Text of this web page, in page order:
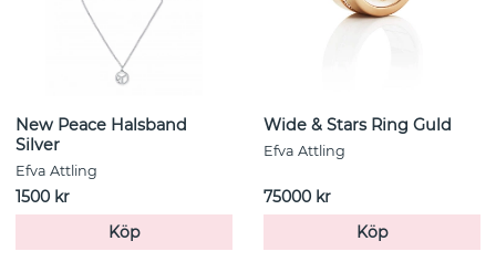
New Peace Halsband
Silver
Efva Attling
1500 kr
Köp
Wide & Stars Ring Guld
Efva Attling
75000 kr
Köp